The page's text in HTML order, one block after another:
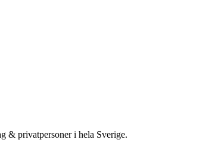
& privatpersoner i hela Sverige.